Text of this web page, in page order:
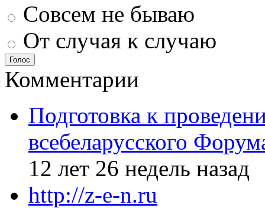
Совсем не бываю
От случая к случаю
Голос
Комментарии
Подготовка к
всебеларусского
12 лет 26 недель назад
http://z-e-n.ru